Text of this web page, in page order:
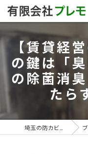
【賃貸経
の鍵は「
の除菌消
たら
ブログ